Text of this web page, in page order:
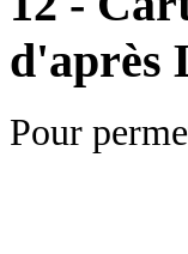
d'après
Pour